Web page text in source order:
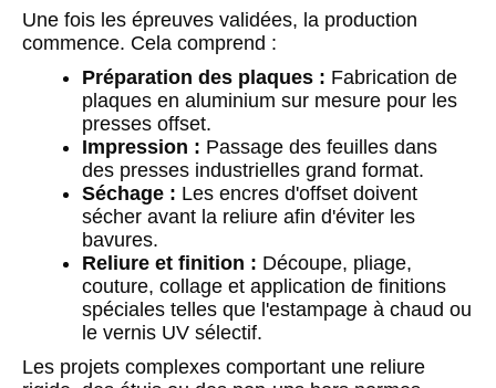
Une fois les épreuves validées, la production
commence. Cela comprend :
Préparation des plaques : Fabrication de
plaques en aluminium sur mesure pour les
presses offset.
Impression : Passage des feuilles dans
des presses industrielles grand format.
Séchage : Les encres d'offset doivent
sécher avant la reliure afin d'éviter les
bavures.
Reliure et finition : Découpe, pliage,
couture, collage et application de finitions
spéciales telles que l'estampage à chaud ou
le vernis UV sélectif.
Les projets complexes comportant une reliure